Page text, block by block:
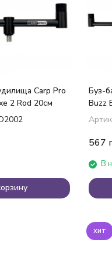
покупателей
Carp Pro
2 Rod 20см
Буз-
Buzz
567
В
хит